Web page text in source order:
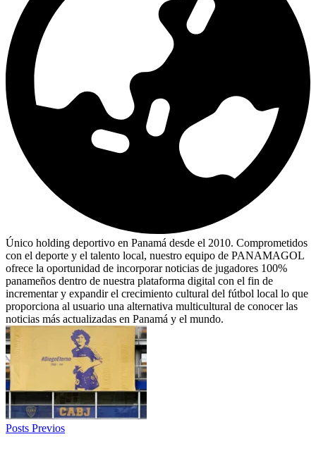
Único holding deportivo en Panamá desde el 2010. Comprometidos
con el deporte y el talento local, nuestro equipo de PANAMAGOL
ofrece la oportunidad de incorporar noticias de jugadores 100%
panameños dentro de nuestra plataforma digital con el fin de
incrementar y expandir el crecimiento cultural del fútbol local lo que
proporciona al usuario una alternativa multicultural de conocer las
noticias más actualizadas en Panamá y el mundo.
Posts Previos